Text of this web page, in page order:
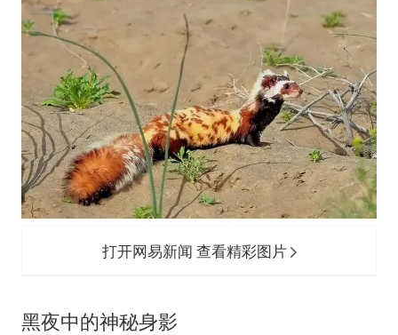
打开网易新闻 查看精彩图片
黑夜中的神秘身影